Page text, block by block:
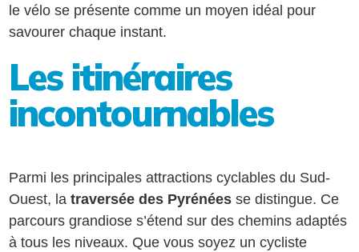
le vélo se présente comme un moyen idéal pour
savourer chaque instant.
Les itinéraires
incontournables
Parmi les principales attractions cyclables du Sud-
Ouest, latraversée des Pyrénées se distingue. Ce
parcours grandiose s’étend sur des chemins adaptés
à tous les niveaux. Que vous soyez un cycliste